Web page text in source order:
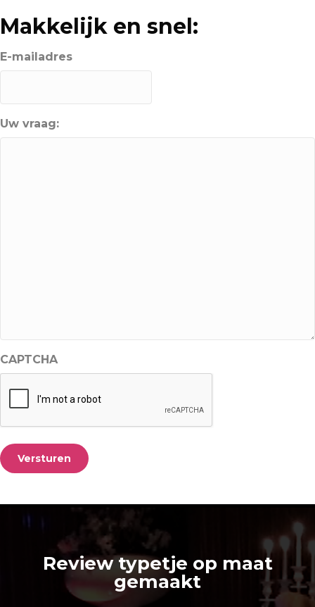
Makkelijk en snel:
E-mailadres
Uw vraag:
CAPTCHA
Versturen
Review typetje op maat
gemaakt